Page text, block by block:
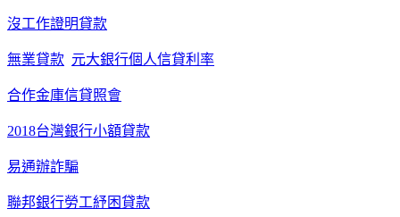
沒工作證明貸款
無業貸款 元大銀行個人信貸利率
合作金庫信貸照會
2018台灣銀行小額貸款
易通辦詐騙
聯邦銀行勞工紓困貸款